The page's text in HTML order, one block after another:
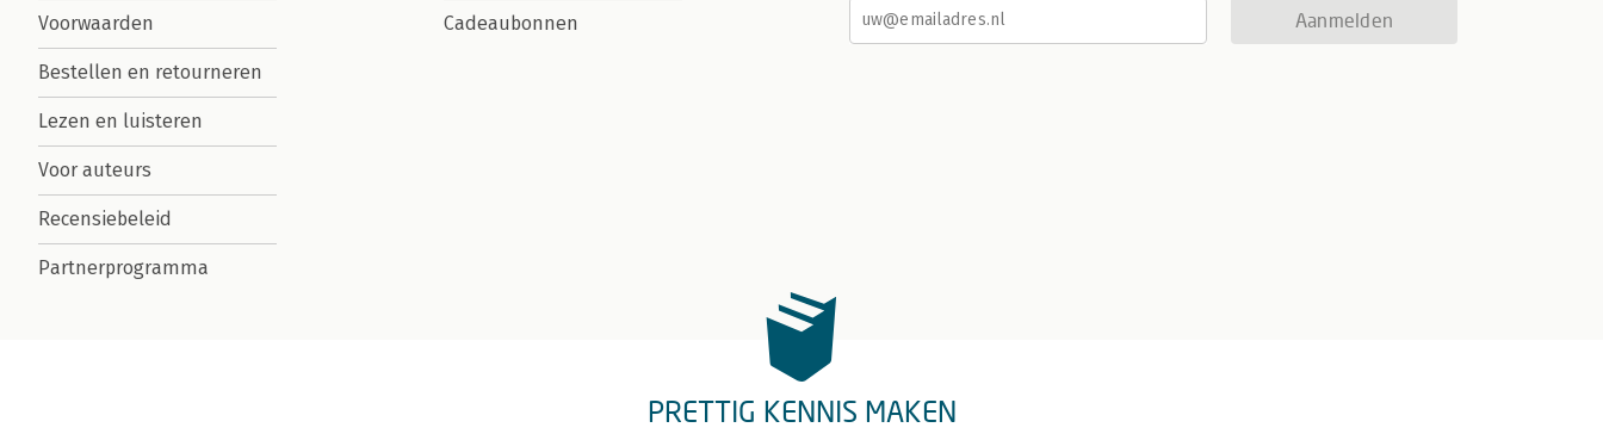
Voorwaarden
Bestellen en retourneren
Lezen en luisteren
Voor auteurs
Recensiebeleid
Partnerprogramma
Cadeaubonnen Aanmelden
PRETTIG KENNIS MAKEN